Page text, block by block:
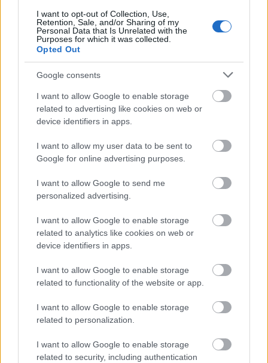
I want to opt-out of Collection, Use,
Retention, Sale, and/or Sharing of my
Personal Data that Is Unrelated with the
Purposes for which it was collected.
Opted Out
Google consents
I want to allow Google to enable storage
related to advertising like cookies on web or
device identifiers in apps.
I want to allow my user data to be sent to
Google for online advertising purposes.
I want to allow Google to send me
personalized advertising.
I want to allow Google to enable storage
related to analytics like cookies on web or
device identifiers in apps.
I want to allow Google to enable storage
related to functionality of the website or app.
I want to allow Google to enable storage
related to personalization.
I want to allow Google to enable storage
related to security, including authentication
Flash 0-day - operation GreedyWonk
Hackelős Csapat
Szólj hozzá!
A hozzászóláshoz be kell lépned!
VAGY